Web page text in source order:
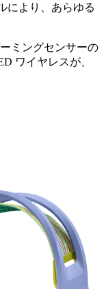
により、あらゆる
ミングセンサーの
ワイヤレスが、